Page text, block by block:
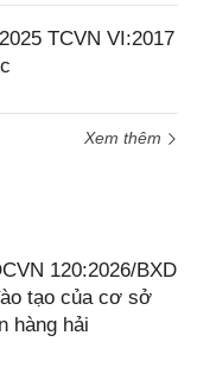
TCVN VI:2017
Xem thêm
120:2026/BXD
tạo của cơ sở
hàng hải